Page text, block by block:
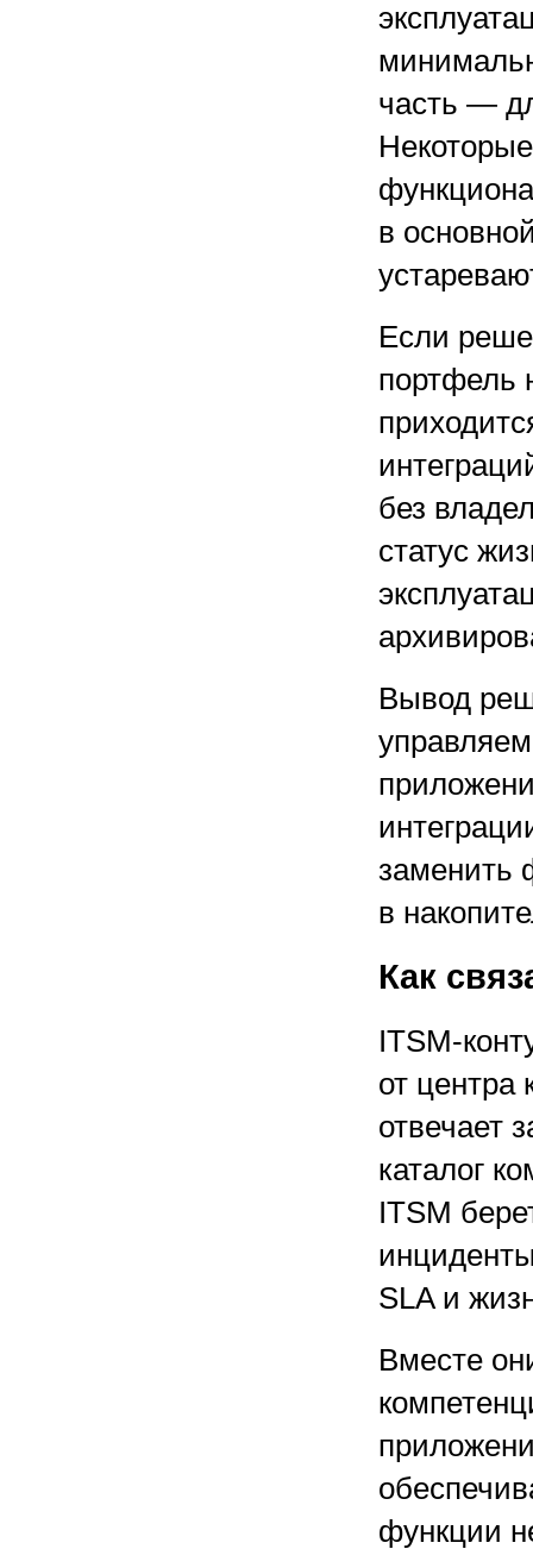
часть —
в
Если
портфель
без
статус
Вывод
заменить
в
Как
ITSM-
от центра
отвечает
каталог
ITSM
SLA и
Вместе
функции